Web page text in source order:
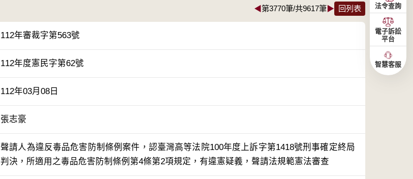
◀第3770筆/共9617筆▶ 回列表
112年審裁字第563號
112年度憲民字第62號
112年03月08日
張志豪
聲請人為違反毒品危害防制條例案件，認臺灣高等法院100年度上訴字第1418號刑事確定終局
判決，所適用之毒品危害防制條例第4條第2項規定，有違憲疑義，聲請法規範憲法審查
法令查詢
電子訴訟
平台
智慧客服